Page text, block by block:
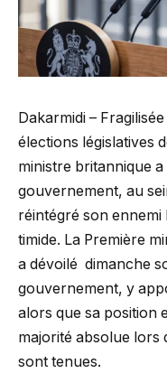
Dakarmidi –
élections législatives
ministre britannique
gouvernement, au
réintégré son
timide. La Première
a dévoilé dimanche
gouvernement, y
alors que sa position
majorité absolue lors
sont tenues.